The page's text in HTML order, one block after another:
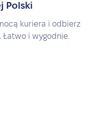
Polski
kuriera i odbierz
Łatwo i wygodnie.